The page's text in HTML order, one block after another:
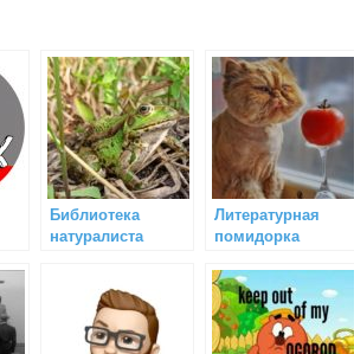
Библиотека
натуралиста
Литературная
помидорка